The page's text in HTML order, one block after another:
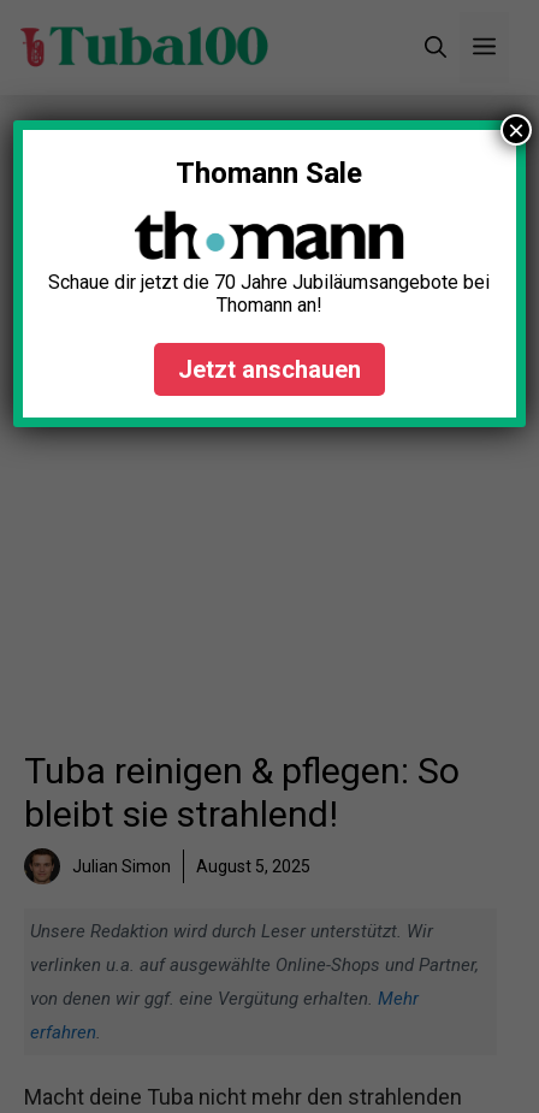
Inhalt
Startseite»Blog»Tuba reinigen & pflegen: So
bleibt sie strahlend!
Tuba reinigen & pflegen: So
bleibt sie strahlend!
Julian Simon August 5, 2025
Unsere Redaktion wird durch Leser unterstützt. Wir
verlinken u.a. auf ausgewählte Online-Shops und Partner,
von denen wir ggf. eine Vergütung erhalten. Mehr
erfahren.
Macht deine Tuba nicht mehr den strahlenden
Thomann Sale
Schaue dir jetzt die 70 Jahre Jubiläumsangebote bei
Thomann an!
Jetzt anschauen
×